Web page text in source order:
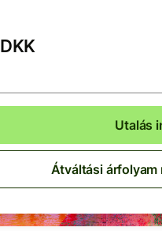
DKK
Utalás
Átváltási